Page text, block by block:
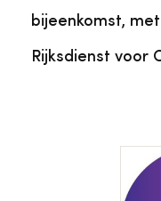
bijeenkomst,
Rijksdienst voor